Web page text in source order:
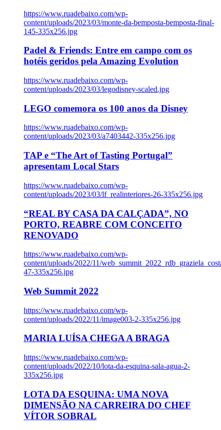
https://www.ruadebaixo.com/wp-
content/uploads/2023/03/monte-da-bemposta-bemposta-final-
145-335x256.jpg
Padel & Friends: Entre em campo com os
hotéis geridos pela Amazing Evolution
https://www.ruadebaixo.com/wp-
content/uploads/2023/03/legodisney-scaled.jpg
LEGO comemora os 100 anos da Disney
https://www.ruadebaixo.com/wp-
content/uploads/2023/03/a7403442-335x256.jpg
TAP e “The Art of Tasting Portugal”
apresentam Local Stars
https://www.ruadebaixo.com/wp-
content/uploads/2023/03/lf_realinteriores-26-335x256.jpg
“REAL BY CASA DA CALÇADA”, NO
PORTO, REABRE COM CONCEITO
RENOVADO
https://www.ruadebaixo.com/wp-
content/uploads/2022/11/
47-335x256.jpg
Web Summit 2022
https://www.ruadebaixo.com/wp-
content/uploads/2022/11/image003-2-335x256.jpg
MARIA LUÍSA CHEGA A BRAGA
https://www.ruadebaixo.com/wp-
content/uploads/2022/10/lota-da-esquina-sala-agua-2-
335x256.jpg
LOTA DA ESQUINA: UMA NOVA
DIMENSÃO NA CARREIRA DO CHEF
VÍTOR SOBRAL